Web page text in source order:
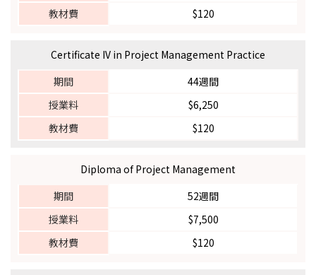
教材費
$120
Certificate IV in Project Management Practice
期間
44週間
授業料
$6,250
教材費
$120
Diploma of Project Management
期間
52週間
授業料
$7,500
教材費
$120